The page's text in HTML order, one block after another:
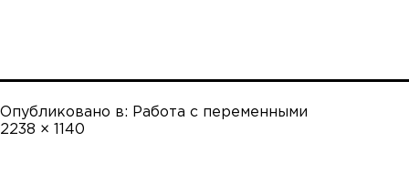
Опубликовано в: Работа с переменными
Полный
2238 × 1140